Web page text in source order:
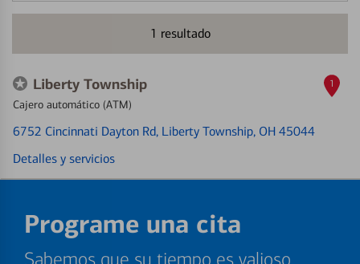
1 resultado
Liberty Township
Cajero automático (ATM)
6752 Cincinnati Dayton Rd, Liberty Township, OH 45044
Detalles y servicios
1
Programe una cita